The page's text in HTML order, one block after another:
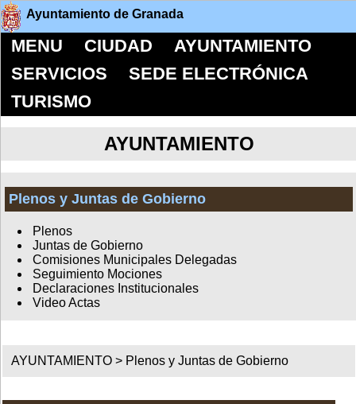
Ayuntamiento de Granada
MENU CIUDAD
AYUNTAMIENTO
SERVICIOS
SEDE ELECTRÓNICA
TURISMO
AYUNTAMIENTO
Plenos y Juntas de Gobierno
Plenos
Juntas de Gobierno
Comisiones Municipales Delegadas
Seguimiento Mociones
Declaraciones Institucionales
Video Actas
AYUNTAMIENTO > Plenos y Juntas de Gobierno